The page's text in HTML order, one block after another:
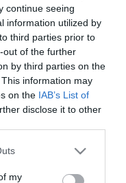
continue seeing
information utilized by
third parties prior to
out of the further
by third parties on the
information may
on the IAB’s List of
disclose it to other
one or more Google
You may click to
my